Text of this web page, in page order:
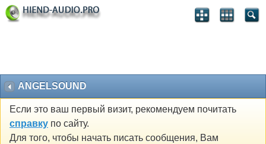
ANGELSOUND
Если это ваш первый визит, рекомендуем почитать
справку по сайту.
Для того, чтобы начать писать сообщения, Вам